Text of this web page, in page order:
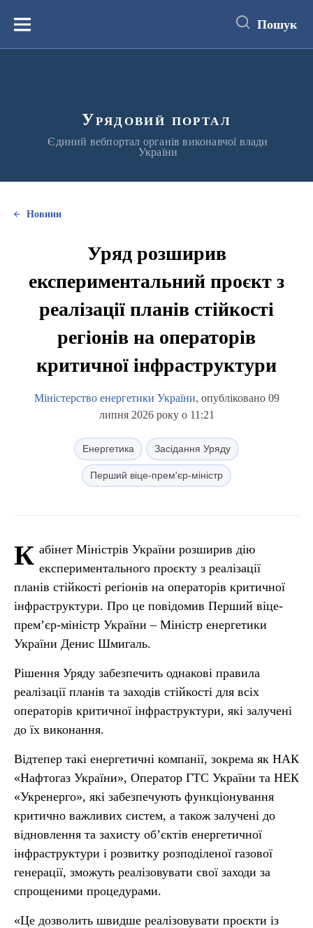
вмістуМеню Пошук
Урядовий портал
Єдиний вебпортал органів виконавчої влади
України
Новини
Уряд розширив
експериментальний проєкт з
реалізації планів стійкості
регіонів на операторів
критичної інфраструктури
Міністерство енергетики України, опубліковано 09
липня 2026 року о 11:21
Енергетика Засідання Уряду
Перший віце-прем'єр-міністр
К абінет Міністрів України розширив дію
експериментального проєкту з реалізації
планів стійкості регіонів на операторів критичної
інфраструктури. Про це повідомив Перший віце-
прем’єр-міністр України – Міністр енергетики
України Денис Шмигаль.
Рішення Уряду забезпечить однакові правила
реалізації планів та заходів стійкості для всіх
операторів критичної інфраструктури, які залучені
до їх виконання.
Відтепер такі енергетичні компанії, зокрема як НАК
«Нафтогаз України», Оператор ГТС України та НЕК
«Укренерго», які забезпечують функціонування
критично важливих систем, а також залучені до
відновлення та захисту об’єктів енергетичної
інфраструктури і розвитку розподіленої газової
генерації, зможуть реалізовувати свої заходи за
спрощеними процедурами.
«Це дозволить швидше реалізовувати проєкти із